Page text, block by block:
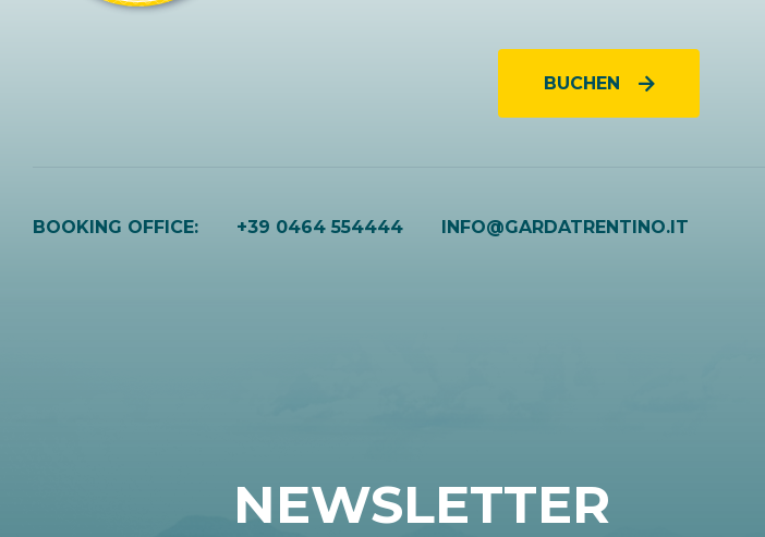
BUCHEN
BOOKING OFFICE: +39 0464 554444 INFO@GARDATRENTINO.IT
NEWSLETTER